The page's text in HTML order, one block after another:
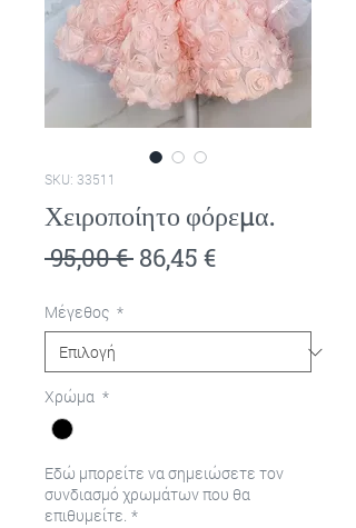
SKU: 33511
Χειροποίητο φόρεμα.
95,00 € Κανονική
86,45 €Τιμή
Μέγεθος *
Χρώμα *
Εδώ μπορείτε να σημειώσετε τον
συνδιασμό χρωμάτων που θα
επιθυμείτε. *